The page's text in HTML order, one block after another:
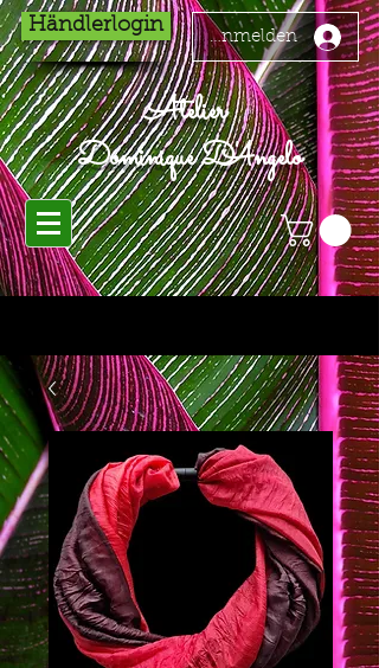
Händlerlogin
Anmelden
Atelier
Dominique D'Angelo